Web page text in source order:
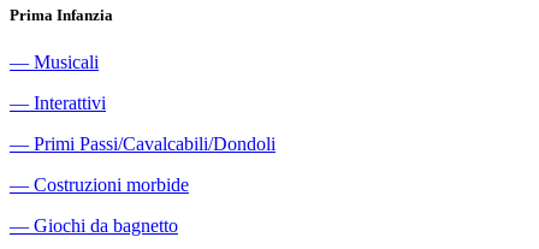
Prima Infanzia
― Musicali
― Interattivi
― Primi Passi/Cavalcabili/Dondoli
― Costruzioni morbide
― Giochi da bagnetto